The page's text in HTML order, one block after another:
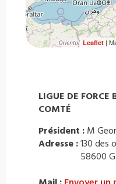
Leaflet|
LIGUE DE FORCE
COMTÉ
Président : M
Adresse :130 des
58600